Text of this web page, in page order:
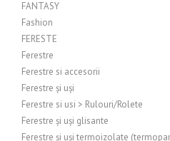
FANTASY
Fashion
FERESTE
Ferestre
Ferestre si accesorii
Ferestre și uși
Ferestre si usi > Rulouri/Rolete
Ferestre și uși glisante
Ferestre și uși termoizolate